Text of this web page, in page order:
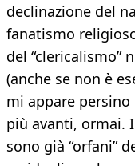
declinazione del
fanatismo
del “clericalismo”
(anche se non è
mi appare
più avanti, ormai.
sono già “orfani”